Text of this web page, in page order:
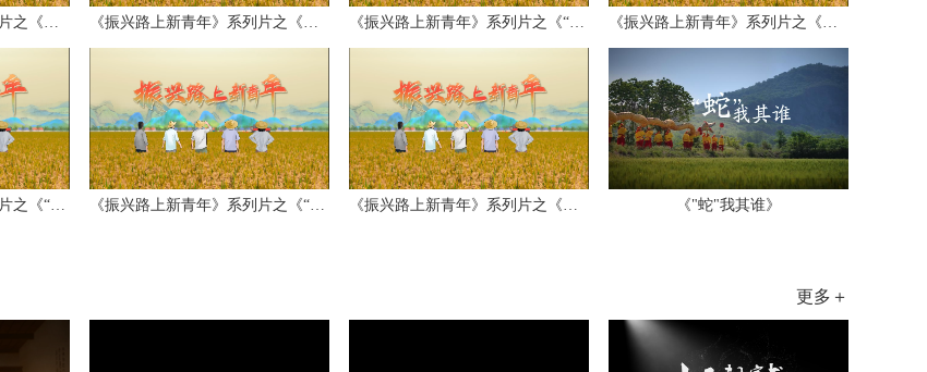
《振兴路上新青年》系列片之《你好，“棚... 《振兴路上新青年》系列片之《一路茶香》 《振兴路上新青年》系列片之《“鱼”跃农... 《振兴路上新青年》系列片之《绿茵逐梦》
《振兴路上新青年》系列片之《“合”田故... 《振兴路上新青年》系列片之《“艺”往情... 《振兴路上新青年》系列片之《幸福接力》 《"蛇"我其谁》
更多＋